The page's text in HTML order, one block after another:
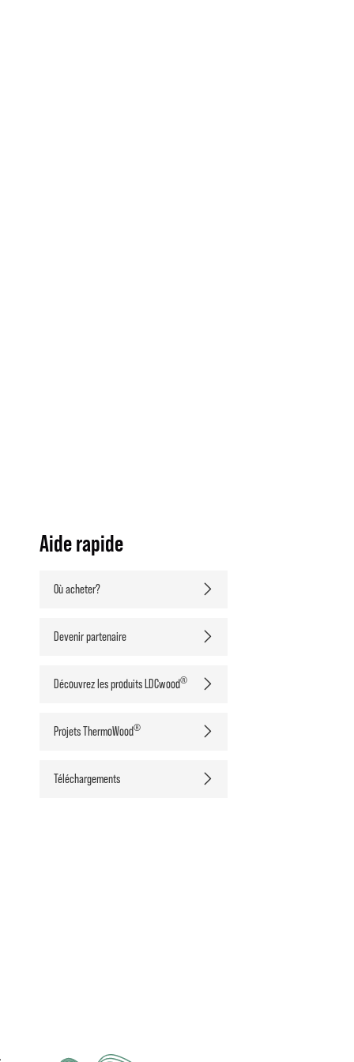
Aide rapide
Où acheter?
Devenir partenaire
Découvrez les produits LDCwood®
Projets ThermoWood®
Téléchargements